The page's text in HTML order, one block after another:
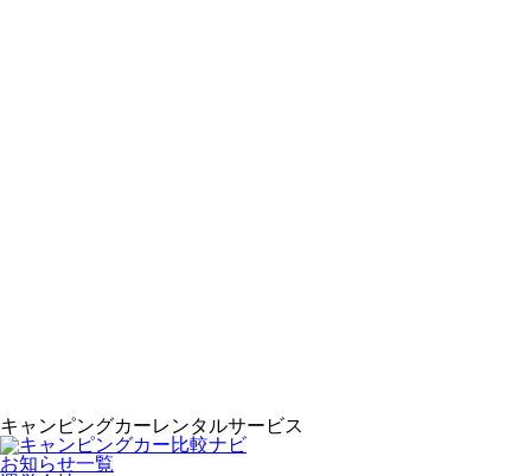
キャンピングカーレンタルサービス
お知らせ一覧